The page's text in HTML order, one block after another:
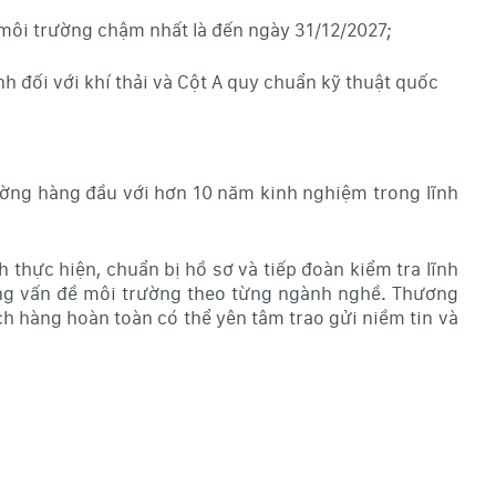
trường chậm nhất là đến ngày 31/12/2027;
đối với khí thải và Cột A quy chuẩn kỹ thuật quốc
hàng đầu với hơn 10 năm kinh nghiệm trong lĩnh
hiện, chuẩn bị hồ sơ và tiếp đoàn kiểm tra lĩnh
vấn đề môi trường theo từng ngành nghề. Thương
hàng hoàn toàn có thể yên tâm trao gửi niềm tin và